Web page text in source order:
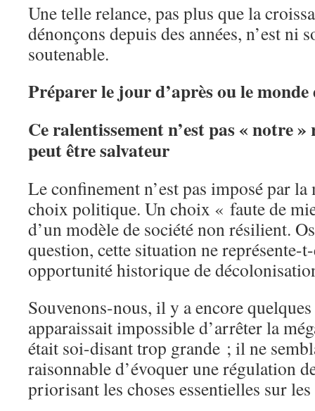
Une telle relance, pas plus que la
dénonçons depuis des années, n’est ni
soutenable.
Préparer le jour d’après ou le monde
Ce ralentissement n’est pas « notre
peut être salvateur
Le confinement n’est pas imposé par
choix politique. Un choix « faute de
d’un modèle de société non résilient.
question, cette situation ne représente-
opportunité historique de
Souvenons-nous, il y a encore
apparaissait impossible d’arrêter la
était soi-disant trop grande ; il ne
raisonnable d’évoquer une régulation
priorisant les choses essentielles sur